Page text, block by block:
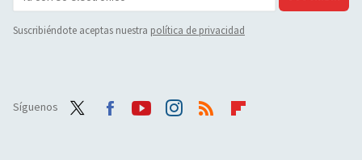
Suscribiéndote aceptas nuestra política de privacidad
Síguenos